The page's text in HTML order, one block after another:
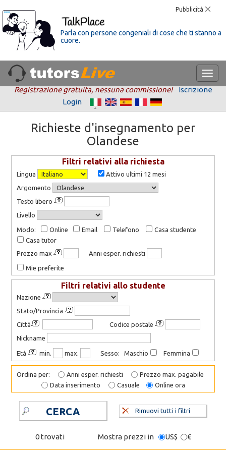
Pubblicità
Parla con persone congeniali di cose che ti stanno a
cuore.
Registrazione gratuita, nessuna commissione!
Iscrizione
Login
Richieste d'insegnamento per
Olandese
Filtri relativi alla richiesta
Lingua
Attivo ultimi 12 mesi
Argomento
Testo libero
Livello
Modo: Online Email Telefono
Casa studente
Casa tutor
Prezzo max
Anni esper. richiesti
Mie preferite
Filtri relativi allo studente
Nazione
Stato/Provincia
Città
Codice postale
Nickname
Età min. max. Sesso: Maschio Femmina
Ordina per: Anni esper. richiesti
Prezzo max. pagabile
Data inserimento
Casuale Online ora
CERCA Rimuovi tutti i filtri
0 trovati Mostra prezzi in US$ €